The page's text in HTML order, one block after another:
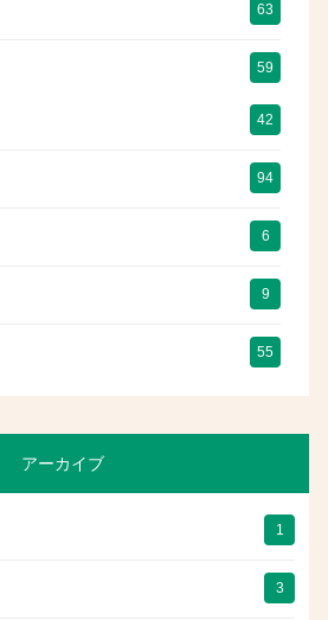
63
59
42
94
6
9
55
アーカイブ
1
3